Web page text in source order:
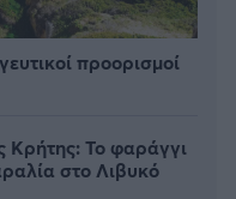
προορισμοί
Κρήτης: Το φαράγγι
στο Λιβυκό